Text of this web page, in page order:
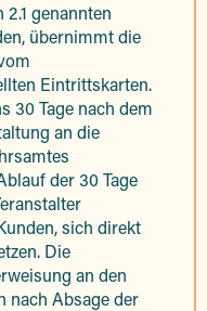
genannten
übernimmt die
Eintrittskarten.
30 Tage nach dem
an die
der 30 Tage
sich direkt
Die
an den
nach Absage der